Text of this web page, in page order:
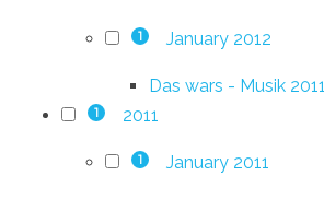
1 January 2012
Das wars - Musik 2011
1 2011
1 January 2011